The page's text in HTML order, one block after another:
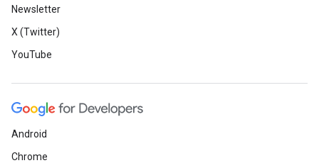
Newsletter
X (Twitter)
YouTube
Android
Chrome